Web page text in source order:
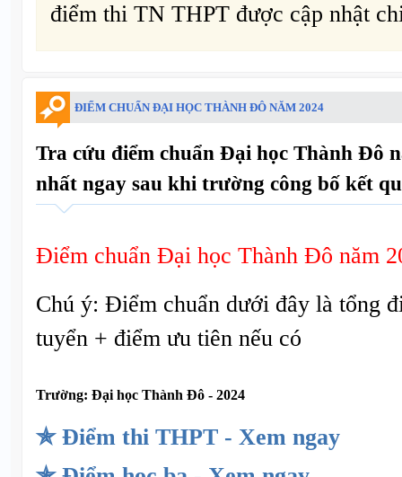
điểm thi TN THPT được cập nhật
ĐIỂM CHUẨN ĐẠI HỌC THÀNH ĐÔ NĂM 2024
Tra cứu điểm chuẩn Đại học Thành Đô
nhất ngay sau khi trường công bố kết
Điểm chuẩn Đại học Thành Đô năm
Chú ý: Điểm chuẩn dưới đây là tổng
tuyển + điểm ưu tiên nếu có
Trường: Đại học Thành Đô - 2024
✯ Điểm thi THPT - Xem ngay